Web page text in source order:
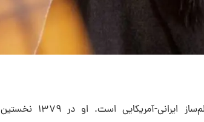
محمدپیمان معادی بازیگر، فیلم‌نامه‌نویس و فیلم‌ساز ایرانی-آمریکایی است. او در ۱۳۷۹ نخستین